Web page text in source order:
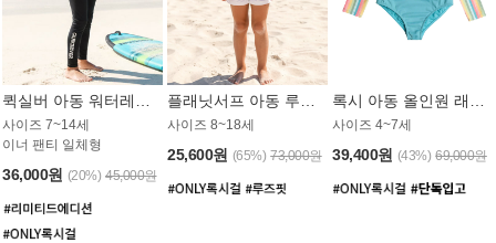
사이즈 7~14세
이너 팬티 일체형
36,000원 (20%) 45,000원
사이즈 8~18세
25,600원 (65%) 73,000원
사이즈 4~7세
39,400원 (43%) 69,000원